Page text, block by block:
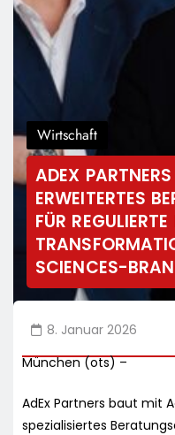
Wirtschaft
ADEX
ERWEITERTES
FÜR
SCIENCES-
8. Januar 2026
München (ots) –
AdEx Partners baut mit
spezialisiertes